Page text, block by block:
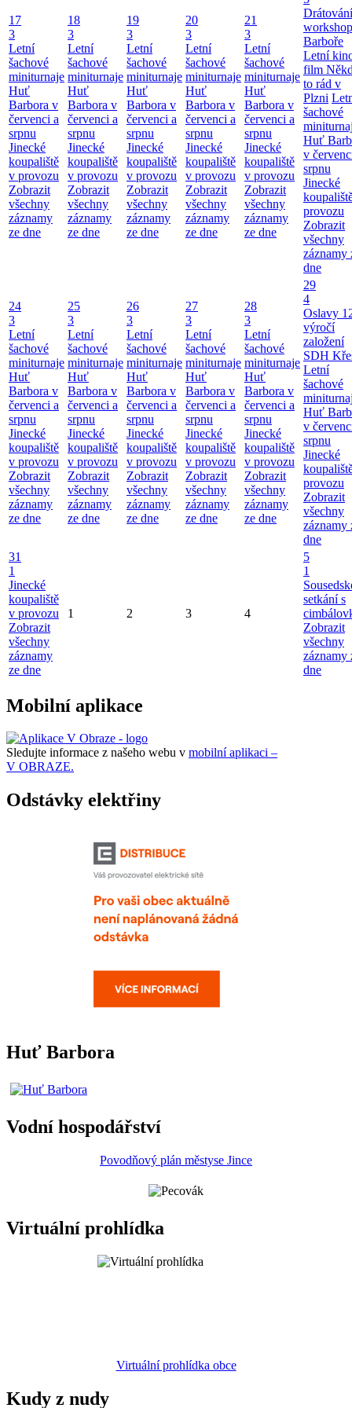
17
3
Letní
šachové
miniturnaje
Huť
Barbora v
červenci a
srpnu
Jinecké
koupaliště
v provozu
Zobrazit
všechny
záznamy
ze dne
18
3
Letní
šachové
miniturnaje
Huť
Barbora v
červenci a
srpnu
Jinecké
koupaliště
v provozu
Zobrazit
všechny
záznamy
ze dne
19
3
Letní
šachové
miniturnaje
Huť
Barbora v
červenci a
srpnu
Jinecké
koupaliště
v provozu
Zobrazit
všechny
záznamy
ze dne
20
3
Letní
šachové
miniturnaje
Huť
Barbora v
červenci a
srpnu
Jinecké
koupaliště
v provozu
Zobrazit
všechny
záznamy
ze dne
21
3
Letní
šachové
miniturnaje
Huť
Barbora v
červenci a
srpnu
Jinecké
koupaliště
v provozu
Zobrazit
všechny
záznamy
ze dne
Barboře
Letní
film
to rád v
Plzni
šachové
Huť
v
srpnu
Jinecké
provozu
Zobrazit
všechny
záznamy
dne
24
3
Letní
šachové
miniturnaje
Huť
Barbora v
červenci a
srpnu
Jinecké
koupaliště
v provozu
Zobrazit
všechny
záznamy
ze dne
25
3
Letní
šachové
miniturnaje
Huť
Barbora v
červenci a
srpnu
Jinecké
koupaliště
v provozu
Zobrazit
všechny
záznamy
ze dne
26
3
Letní
šachové
miniturnaje
Huť
Barbora v
červenci a
srpnu
Jinecké
koupaliště
v provozu
Zobrazit
všechny
záznamy
ze dne
27
3
Letní
šachové
miniturnaje
Huť
Barbora v
červenci a
srpnu
Jinecké
koupaliště
v provozu
Zobrazit
všechny
záznamy
ze dne
28
3
Letní
šachové
miniturnaje
Huť
Barbora v
červenci a
srpnu
Jinecké
koupaliště
v provozu
Zobrazit
všechny
záznamy
ze dne
29
4
Oslavy
výročí
založení
SDH
Letní
šachové
Huť
v
srpnu
Jinecké
provozu
Zobrazit
všechny
záznamy
dne
31
1
Jinecké
koupaliště
v provozu
Zobrazit
všechny
záznamy
ze dne
1 2 3 4
5
1
setkání s
Zobrazit
všechny
záznamy
dne
Mobilní aplikace
Sledujte informace z našeho webu v mobilní aplikaci –
V OBRAZE.
Odstávky elektřiny
Huť Barbora
Vodní hospodářství
Povodňový plán městyse Jince
Virtuální prohlídka
Virtuální prohlídka obce
Kudy z nudy